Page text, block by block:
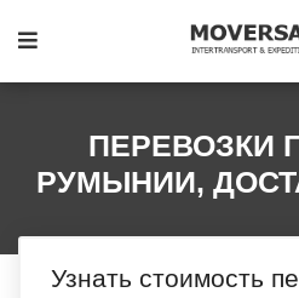
ПЕРЕВОЗКИ
РУМЫНИИ,
Узнать стоимость